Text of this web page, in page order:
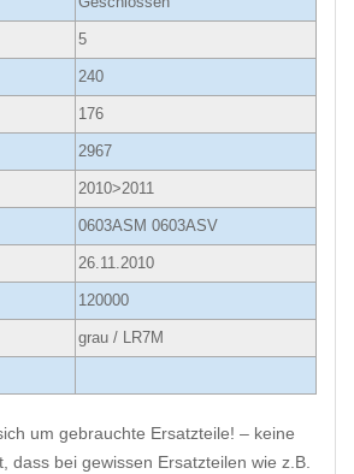
5
240
176
2967
2010>2011
0603ASM 0603ASV
26.11.2010
120000
grau / LR7M
um gebrauchte Ersatzteile! – keine
dass bei gewissen Ersatzteilen wie z.B.